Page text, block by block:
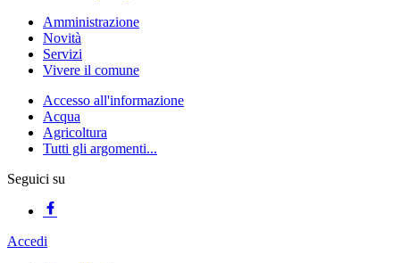
Amministrazione
Novità
Servizi
Vivere il comune
Accesso all'informazione
Acqua
Agricoltura
Tutti gli argomenti...
Seguici su
Accedi